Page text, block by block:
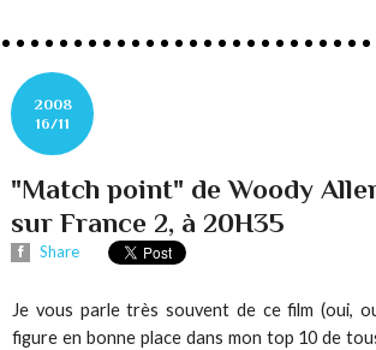
2008
16/11
"Match point" de Woody
sur France 2, à 20H35
Share
Je vous parle très souvent de ce film (oui,
figure en bonne place dans mon top 10 de